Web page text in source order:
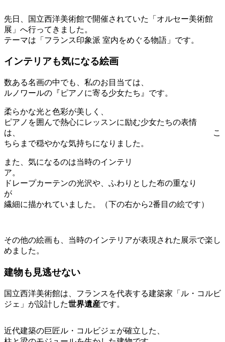
先日、国立西洋美術館で開催されていた「オルセー美術館
展」へ行ってきました。
テーマは「フランス印象派 室内をめぐる物語」です。
インテリアも気になる絵画
数ある名画の中でも、私のお目当ては、
ルノワールの『ピアノに寄る少女たち』です。
柔らかな光と色彩が美しく、
ピアノを囲んで熱心にレッスンに励む少女たちの表情
は、 こ
ちらまで穏やかな気持ちになりました。
また、気になるのは当時のインテリ
ア
ドレープカーテンの光沢や、ふわりとした布の重なり
繊細に描かれていました。（下の右から2番目の絵です）
その他の絵画も、当時のインテリアが表現された展示で楽し
めました。
建物も見逃せない
国立西洋美術館は、フランスを代表する建築家「ル・コルビ
ジェ」が設計した世界遺産です。
近代建築の巨匠ル・コルビジェが確立した、